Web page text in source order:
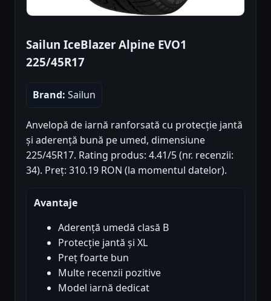
Sailun IceBlazer Alpine EVO1
225/45R17
Brand: Sailun
Anvelopă de iarnă ranforsată cu protecție jantă
și aderență bună pe umed, dimensiune
225/45R17. Rating produs: 4.41/5 (nr. recenzii:
34). Preț: 310.19 RON (la momentul datelor).
Avantaje
Aderență umedă clasă B
Protecție jantă și XL
Preț foarte bun
Multe recenzii pozitive
Model iarnă dedicat